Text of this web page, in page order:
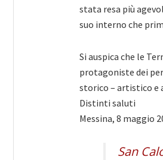
stata resa più
suo interno che
Si auspica che le
protagoniste dei
storico – artistico e
Distinti saluti
Messina, 8 maggio
San